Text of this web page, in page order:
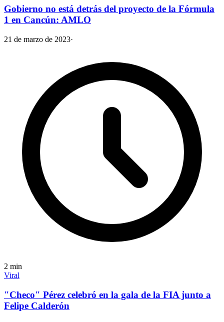
Gobierno no está detrás del proyecto de la Fórmula
1 en Cancún: AMLO
21 de marzo de 2023·
2 min
Viral
"Checo" Pérez celebró en la gala de la FIA junto a
Felipe Calderón